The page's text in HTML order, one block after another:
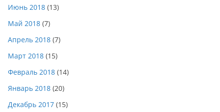
Июнь 2018 (13)
Май 2018 (7)
Апрель 2018 (7)
Март 2018 (15)
Февраль 2018 (14)
Январь 2018 (20)
Декабрь 2017 (15)